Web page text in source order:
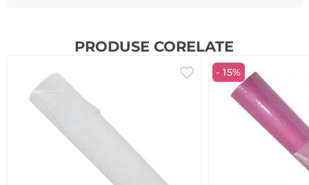
PRODUSE CORELATE
- 15%